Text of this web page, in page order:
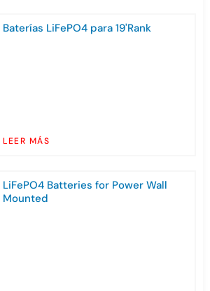
Baterías LiFePO4 para 19'Rank
LEER MÁS
LiFePO4 Batteries for Power Wall
Mounted